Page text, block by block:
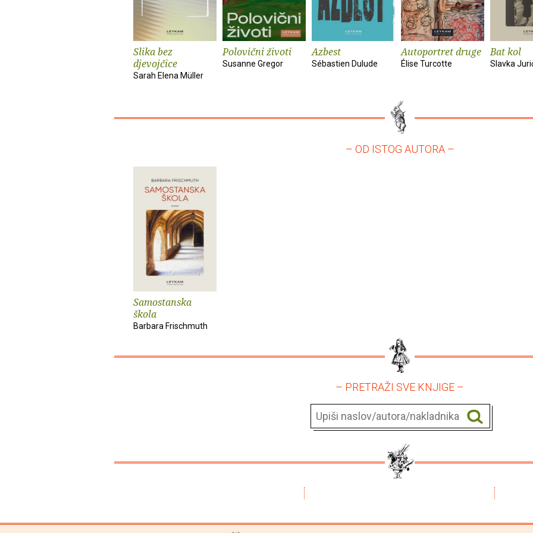
Slika bez
djevojčice
Sarah Elena Müller
Polovični životi
Susanne Gregor
Azbest
Sébastien Dulude
Autoportret druge
Élise Turcotte
Bat kol
Slavka
– OD ISTOG AUTORA –
Samostanska
škola
Barbara Frischmuth
– PRETRAŽI SVE KNJIGE –